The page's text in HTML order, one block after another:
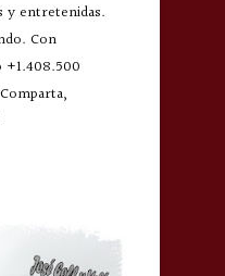
y entretenidas.
Con
+1.408.500